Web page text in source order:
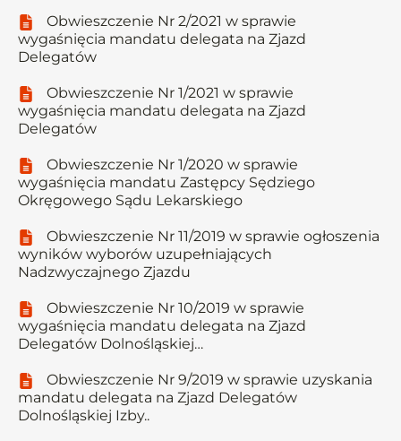
Obwieszczenie Nr 2/2021 w sprawie
wygaśnięcia mandatu delegata na Zjazd
Delegatów
Obwieszczenie Nr 1/2021 w sprawie
wygaśnięcia mandatu delegata na Zjazd
Delegatów
Obwieszczenie Nr 1/2020 w sprawie
wygaśnięcia mandatu Zastępcy Sędziego
Okręgowego Sądu Lekarskiego
Obwieszczenie Nr 11/2019 w sprawie ogłoszenia
wyników wyborów uzupełniających
Nadzwyczajnego Zjazdu
Obwieszczenie Nr 10/2019 w sprawie
wygaśnięcia mandatu delegata na Zjazd
Delegatów Dolnośląskiej…
Obwieszczenie Nr 9/2019 w sprawie uzyskania
mandatu delegata na Zjazd Delegatów
Dolnośląskiej Izby..